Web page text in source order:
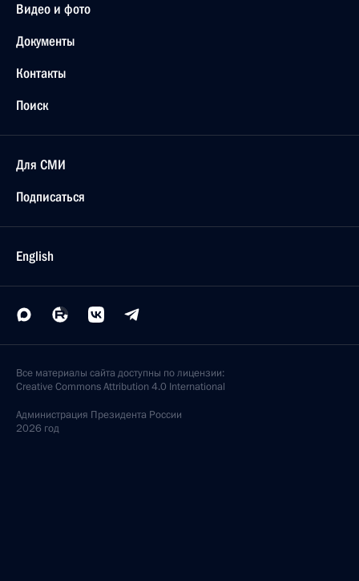
Видео и фото
Документы
Контакты
Поиск
Для СМИ
Подписаться
English
Все материалы сайта доступны по лицензии:
Creative Commons Attribution 4.0 International
Администрация Президента России
2026 год